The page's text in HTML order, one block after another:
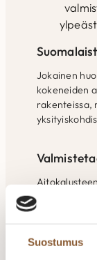
Suostumus
Jokainen
kokeneiden
rakenteissa,
tehtaalla
laadun
asiakkaiden